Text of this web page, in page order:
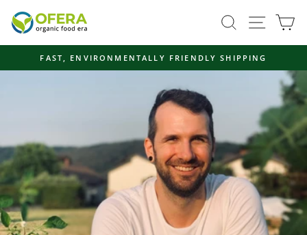
Search Site
Pause
FAST, ENVIRONMENTALLY FRIENDLY SHIPPING